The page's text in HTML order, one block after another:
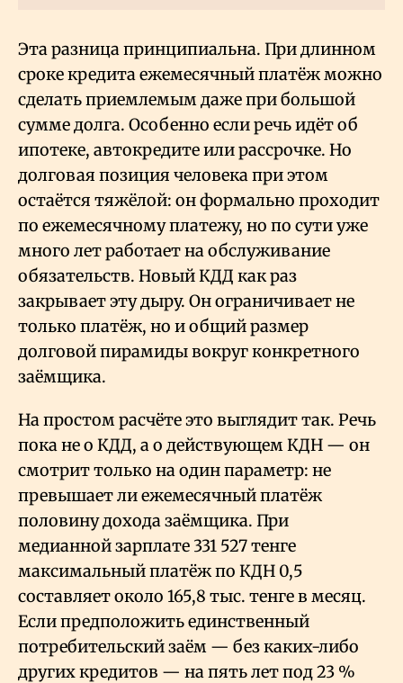
Эта разница принципиальна. При длинном
сроке кредита ежемесячный платёж можно
сделать приемлемым даже при большой
сумме долга. Особенно если речь идёт об
ипотеке, автокредите или рассрочке. Но
долговая позиция человека при этом
остаётся тяжёлой: он формально проходит
по ежемесячному платежу, но по сути уже
много лет работает на обслуживание
обязательств. Новый КДД как раз
закрывает эту дыру. Он ограничивает не
только платёж, но и общий размер
долговой пирамиды вокруг конкретного
заёмщика.
На простом расчёте это выглядит так. Речь
пока не о КДД, а о действующем КДН — он
смотрит только на один параметр: не
превышает ли ежемесячный платёж
половину дохода заёмщика. При
медианной зарплате 331 527 тенге
максимальный платёж по КДН 0,5
составляет около 165,8 тыс. тенге в месяц.
Если предположить единственный
потребительский заём — без каких-либо
других кредитов — на пять лет под 23 %